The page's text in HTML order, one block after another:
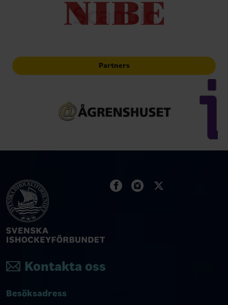
Partners
Kontakta oss
Besöksadress